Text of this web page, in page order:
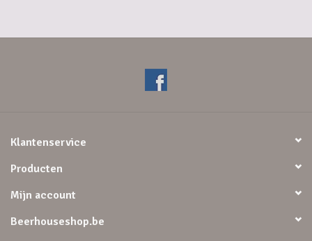
Klantenservice
Producten
Mijn account
Beerhouseshop.be